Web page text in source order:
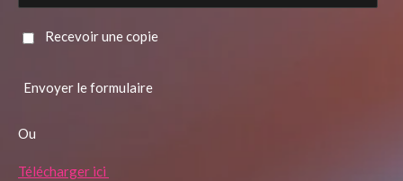
Recevoir une copie
Envoyer le formulaire
Ou
Télécharger ici